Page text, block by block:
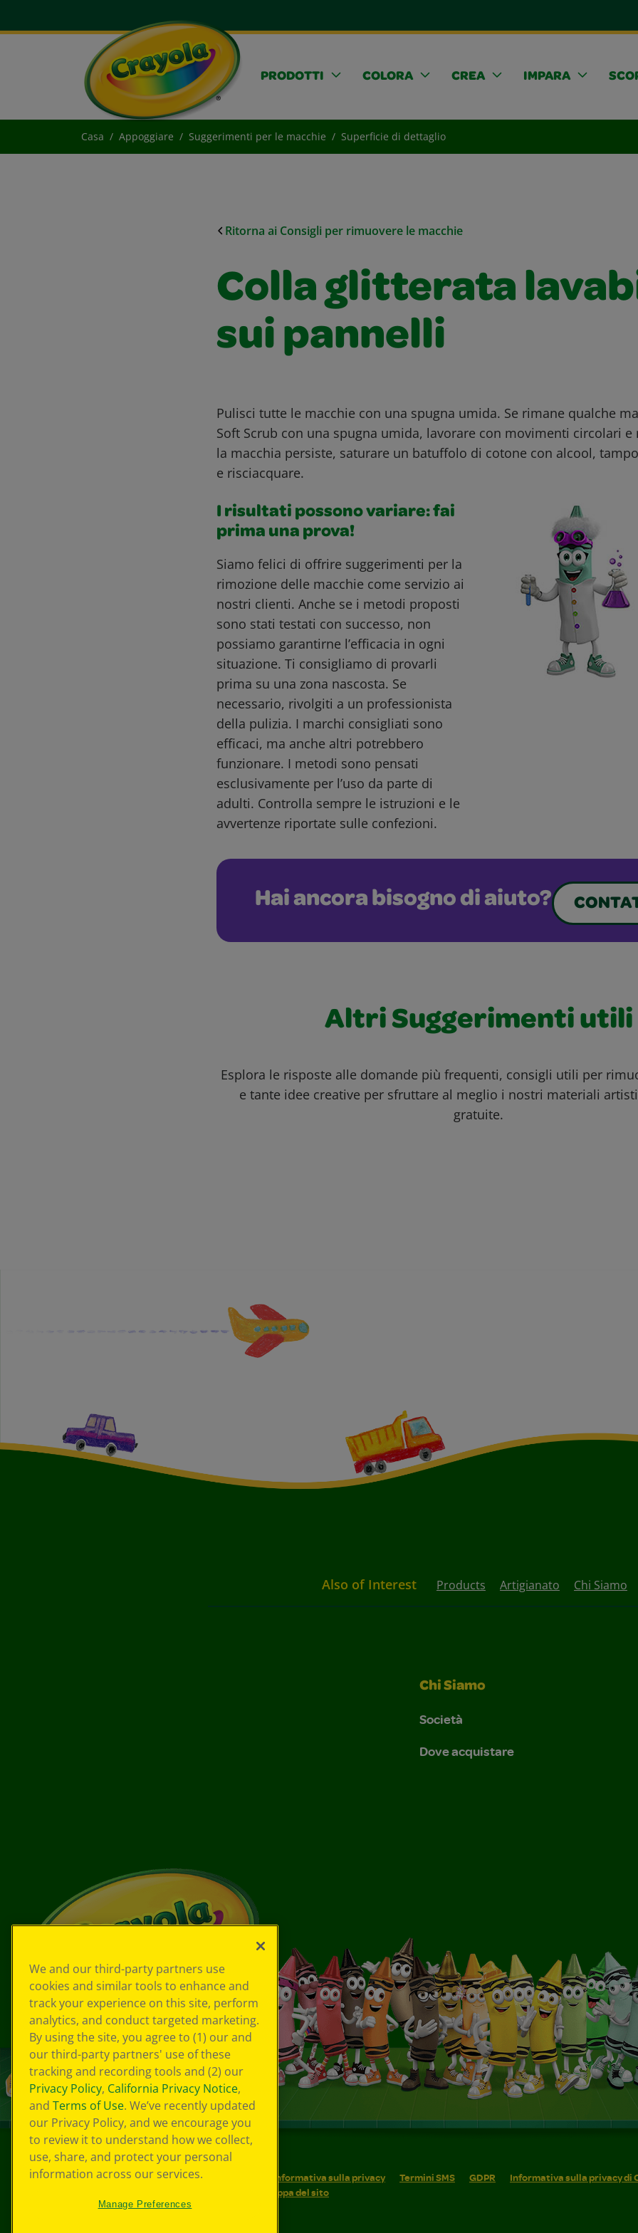
PRODOTTI COLORA CREA IMPARA
Casa Appoggiare Suggerimenti per le macchie Superficie di dettaglio
Ritorna ai Consigli per rimuovere le macchie
Colla glitterata
sui pannelli
Pulisci tutte le macchie con una spugna umida. Se rimane qualche
Soft Scrub con una spugna umida, lavorare con movimenti circolari e
la macchia persiste, saturare un batuffolo di cotone con alcool,
e risciacquare.
I risultati possono variare: fai
prima una prova!
Siamo felici di offrire suggerimenti per la
rimozione delle macchie come servizio ai
nostri clienti. Anche se i metodi proposti
sono stati testati con successo, non
possiamo garantirne l’efficacia in ogni
situazione. Ti consigliamo di provarli
prima su una zona nascosta. Se
necessario, rivolgiti a un professionista
della pulizia. I marchi consigliati sono
efficaci, ma anche altri potrebbero
funzionare. I metodi sono pensati
esclusivamente per l’uso da parte di
adulti. Controlla sempre le istruzioni e le
avvertenze riportate sulle confezioni.
Hai ancora bisogno di aiuto?
Altri Suggerimenti utili
Esplora le risposte alle domande più frequenti, consigli utili per
e tante idee creative per sfruttare al meglio i nostri materiali
gratuite.
Also of Interest Products Artigianato Chi Siamo
Chi Siamo
Società
Dove acquistare
© 2026 Crayola® Tutti i diritti riservati.
Le tue scelte in materia di privacy
Informativa sulla privacy Termini SMS GDPR
Informativa sulla privacy di
Mappa del sito
We and our third-party partners use
cookies and similar tools to enhance and
track your experience on this site, perform
analytics, and conduct targeted marketing.
By using the site, you agree to (1) our and
our third-party partners' use of these
tracking and recording tools and (2) our
Privacy Policy, California Privacy Notice,
and Terms of Use. We’ve recently updated
our Privacy Policy, and we encourage you
to review it to understand how we collect,
use, share, and protect your personal
information across our services.
Manage Preferences